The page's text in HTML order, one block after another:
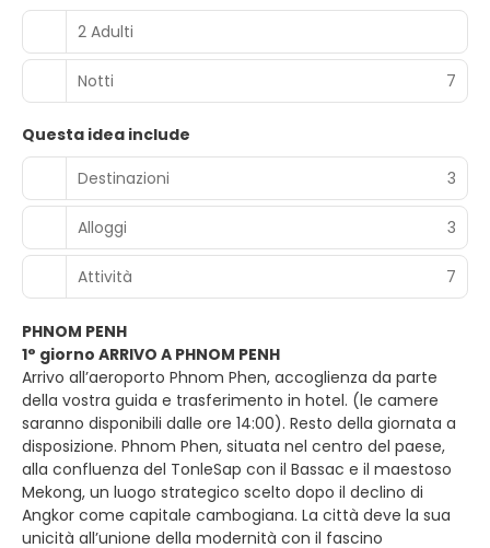
2 Adulti
Notti 7
Questa idea include
Destinazioni
3
Alloggi 3
Attività 7
PHNOM PENH
1° giorno ARRIVO A PHNOM PENH
Arrivo all’aeroporto Phnom Phen, accoglienza da parte
della vostra guida e trasferimento in hotel. (le camere
saranno disponibili dalle ore 14:00). Resto della giornata a
disposizione. Phnom Phen, situata nel centro del paese,
alla confluenza del TonleSap con il Bassac e il maestoso
Mekong, un luogo strategico scelto dopo il declino di
Angkor come capitale cambogiana. La città deve la sua
unicità all’unione della modernità con il fascino